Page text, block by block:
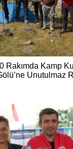
Rakımda Kamp
Unutulmaz